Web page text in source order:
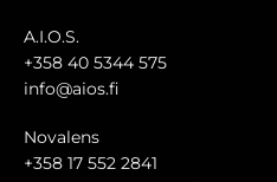
A.I.O.S.
+358 40 5344 575
info@aios.fi
Novalens
+358 17 552 2841